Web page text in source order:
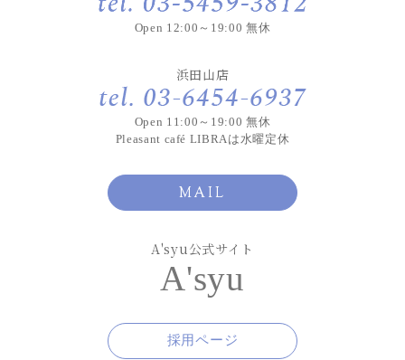
Open 12:00～19:00 無休
浜田山店
Open 11:00～19:00 無休
Pleasant café LIBRAは水曜定休
MAIL
A'syu公式サイト
A'syu
採用ページ